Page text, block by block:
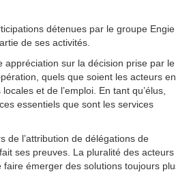
détenues par le groupe Engie
de ses activités.
appréciation sur la décision prise par le
quels que soient les acteurs en
et de l’emploi. En tant qu’élus,
essentiels que sont les services
de l’attribution de délégations de
ses preuves. La pluralité des acteurs
émerger des solutions toujours